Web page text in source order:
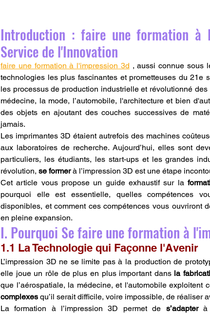
Introduction : faire une formation à
Service de l'Innovation
faire une formation à l'impression 3d , aussi connue sous
technologies les plus fascinantes et prometteuses du 21e
les processus de production industrielle et révolutionné
médecine, la mode, l’automobile, l'architecture et bien
des objets en ajoutant des couches successives de
jamais.
Les imprimantes 3D étaient autrefois des machines
aux laboratoires de recherche. Aujourd’hui, elles sont
particuliers, les étudiants, les start-ups et les grandes
révolution, se former à l’impression 3D est une étape
Cet article vous propose un guide exhaustif sur la
pourquoi elle est essentielle, quelles compétences
disponibles, et comment ces compétences vous ouvriront
en pleine expansion.
I. Pourquoi Se faire une formation à
1.1 La Technologie qui Façonne l'Avenir
L’impression 3D ne se limite pas à la production de
elle joue un rôle de plus en plus important dans la
que l’aérospatiale, la médecine, et l'automobile exploitent
complexes qu’il serait difficile, voire impossible, de réaliser
La formation à l’impression 3D permet de s’adapter à